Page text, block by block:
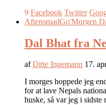
9 Facebook Twitter
AftensmadGo'Morgen
Dal Bhat fra
afDitte Ingemann 17.
I morges hoppede jeg
for at lave Nepals
huske, så var jeg i